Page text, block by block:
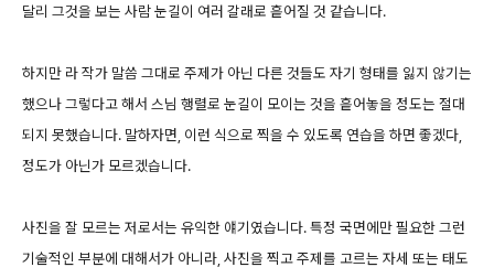
달리 그것을 보는 사람 눈길이 여러 갈래로 흩어질 것 같습니다.
하지만 라 작가 말씀 그대로 주제가 아닌 다른 것들도 자기 형태를 잃지 않기는
했으나 그렇다고 해서 스님 행렬로 눈길이 모이는 것을 흩어놓을 정도는 절대
되지 못했습니다. 말하자면, 이런 식으로 찍을 수 있도록 연습을 하면 좋겠다,
정도가 아닌가 모르겠습니다.
사진을 잘 모르는 저로서는 유익한 얘기였습니다. 특정 국면에만 필요한 그런
기술적인 부분에 대해서가 아니라, 사진을 찍고 주제를 고르는 자세 또는 태도